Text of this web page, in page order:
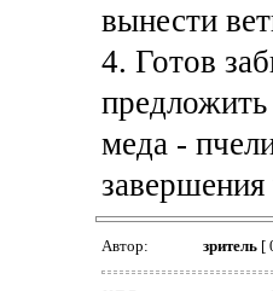
вынести
4. Готов
меда -
Автор: зpитель[